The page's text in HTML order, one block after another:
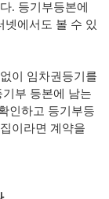
. 등기부등본에
넷에서도 볼 수 있
이 임차권등기를
부 등본에 남는
인하고 등기부등
이라면 계약을